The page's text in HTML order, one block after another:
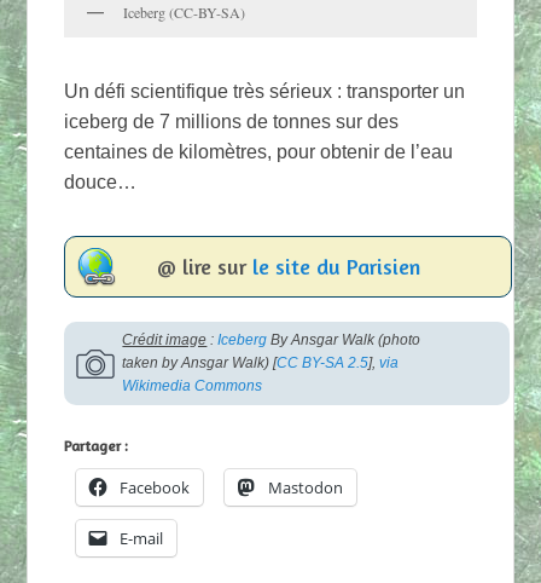
Iceberg (CC-BY-SA)
Un défi scientifique très sérieux : transporter un
iceberg de 7 millions de tonnes sur des
centaines de kilomètres, pour obtenir de l’eau
douce…
@ lire sur le site du Parisien
Crédit image :Iceberg By Ansgar Walk (photo
taken by Ansgar Walk) [CC BY-SA 2.5],via
Wikimedia Commons
Partager :
Facebook Mastodon
E-mail